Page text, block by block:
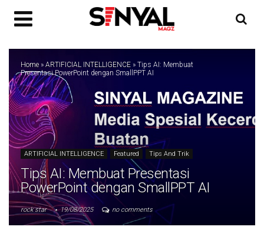
Home » ARTIFICIAL INTELLIGENCE » Tips AI: Membuat
Presentasi PowerPoint dengan SmallPPT AI
ARTIFICIAL INTELLIGENCE Featured Tips And Trik
Tips AI: Membuat Presentasi
PowerPoint dengan SmallPPT AI
rock star 19/08/2025 no comments